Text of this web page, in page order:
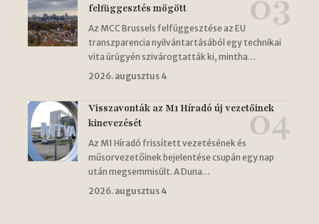
felfüggesztés mögött
Az MCC Brussels felfüggesztése az EU
transzparencia nyilvántartásából egy technikai
vita ürügyén szivárogtatták ki, mintha…
2026. augusztus 4
Visszavonták az M1 Híradó új vezetőinek
kinevezését
Az M1 Híradó frissített vezetésének és
műsorvezetőinek bejelentése csupán egy nap
után megsemmisült. A Duna…
2026. augusztus 4